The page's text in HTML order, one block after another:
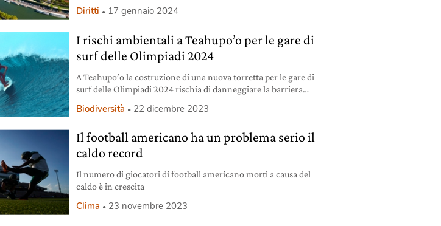
Diritti 17 gennaio 2024
I rischi ambientali a Teahupo’o per le gare di
surf delle Olimpiadi 2024
A Teahupo’o la costruzione di una nuova torretta per le gare di
surf delle Olimpiadi 2024 rischia di danneggiare la barriera
Biodiversità 22 dicembre 2023
Il football americano ha un problema serio il
caldo record
Il numero di giocatori di football americano morti a causa del
caldo è in crescita
Clima 23 novembre 2023